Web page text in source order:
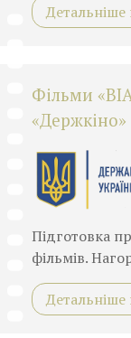
Фільми
«Держкіно»
Підготовка
фільмів.